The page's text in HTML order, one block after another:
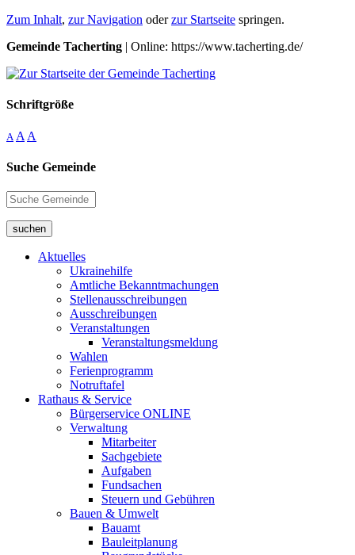
Zum Inhalt, zur Navigation oderzur Startseite springen.
Gemeinde Tacherting | Online: https://www.tacherting.de/
Schriftgröße
A A A
Suche Gemeinde
suchen
Aktuelles
Ukrainehilfe
Amtliche Bekanntmachungen
Stellenausschreibungen
Ausschreibungen
Veranstaltungen
Veranstaltungsmeldung
Wahlen
Ferienprogramm
Notruftafel
Rathaus & Service
Bürgerservice ONLINE
Verwaltung
Mitarbeiter
Sachgebiete
Aufgaben
Fundsachen
Steuern und Gebühren
Bauen & Umwelt
Bauamt
Bauleitplanung